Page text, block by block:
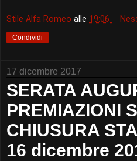
Stile Alfa Romeo alle 19:06
Condividi
17 dicembre 2017
SERATA
PREMIAZIONI
CHIUSURA
16 dicembre